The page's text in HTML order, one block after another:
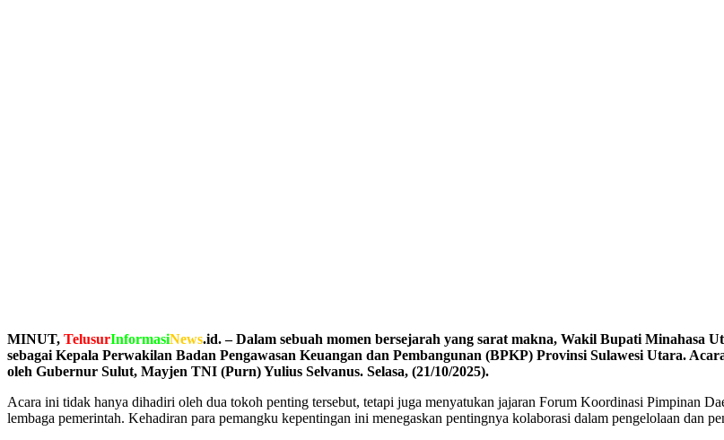
MINUT, TelusurInformasiNews.id. – Dalam sebuah momen bersejarah yang sarat makna, Wakil Bupati
sebagai Kepala Perwakilan Badan Pengawasan Keuangan dan Pembangunan (BPKP) Provinsi Sulawesi Utara.
oleh Gubernur Sulut, Mayjen TNI (Purn) Yulius Selvanus. Selasa, (21/10/2025).
Acara ini tidak hanya dihadiri oleh dua tokoh penting tersebut, tetapi juga menyatukan jajaran Forum Koordinasi Pimpinan
lembaga pemerintah. Kehadiran para pemangku kepentingan ini menegaskan pentingnya kolaborasi dalam pengelolaan dan